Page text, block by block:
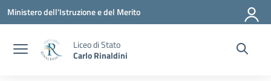
Vai ai contenuti
Vai al menu di navigazione
Vai al footer
Ministero dell'Istruzione e del Merito
Liceo di Stato
Carlo Rinaldini